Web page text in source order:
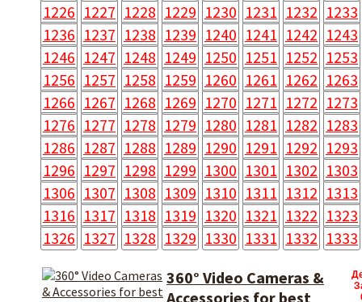
1226 1227 1228 1229 1230 1231 1232 1233
1236 1237 1238 1239 1240 1241 1242 1243
1246 1247 1248 1249 1250 1251 1252 1253
1256 1257 1258 1259 1260 1261 1262 1263
1266 1267 1268 1269 1270 1271 1272 1273
1276 1277 1278 1279 1280 1281 1282 1283
1286 1287 1288 1289 1290 1291 1292 1293
1296 1297 1298 1299 1300 1301 1302 1303
1306 1307 1308 1309 1310 1311 1312 1313
1316 1317 1318 1319 1320 1321 1322 1323
1326 1327 1328 1329 1330 1331 1332 1333
360° Video Cameras &
Accessories for best